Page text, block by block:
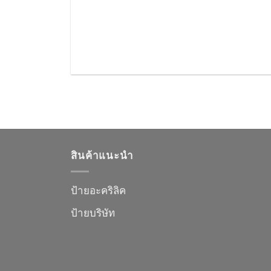
สินค้าแนะนำ
ป้ายอะคริลิค
ป้ายบริษัท